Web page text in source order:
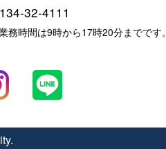
32-4111
務時間は9時から17時20分までです。